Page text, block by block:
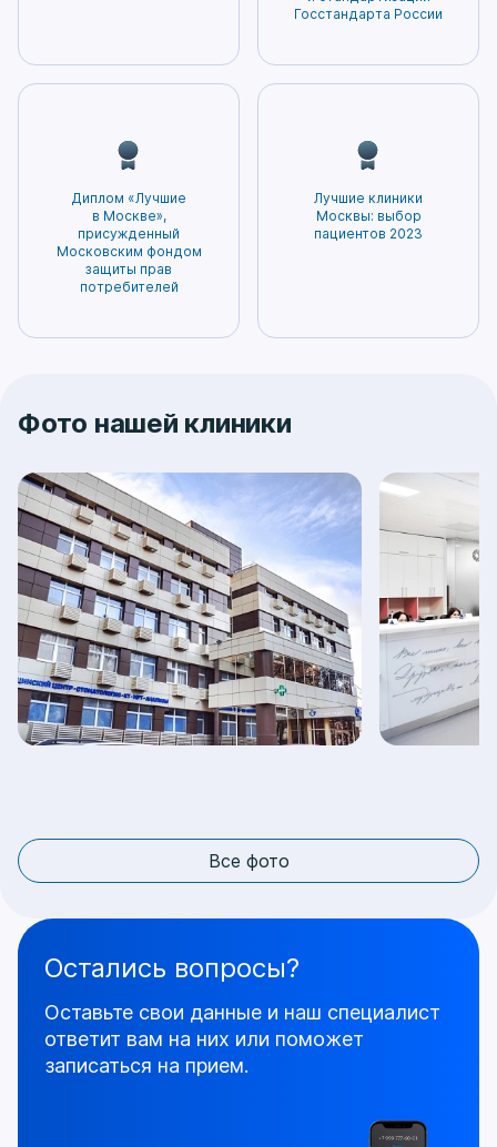
лечение будет наиболее безопасным и
Госстандарта России
Диплом «Лучшие
в Москве»,
присужденный
Московским фондом
защиты прав
потребителей
Лучшие клиники
Москвы: выбор
пациентов 2023
Фото нашей клиники
Все фото
Остались вопросы?
Оставьте свои данные и наш специалист
ответит вам на них или поможет
записаться на прием.